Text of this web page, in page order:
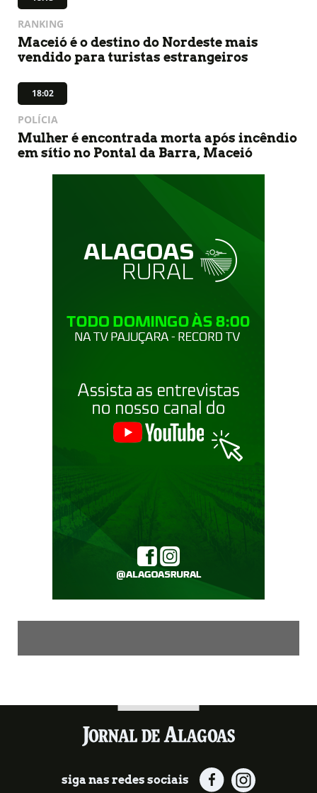
RANKING
Maceió é o destino do Nordeste mais
vendido para turistas estrangeiros
18:02
POLÍCIA
Mulher é encontrada morta após incêndio
em sítio no Pontal da Barra, Maceió
siga nas redes sociais